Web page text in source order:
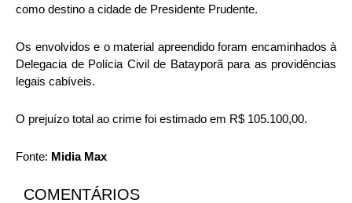
como destino a cidade de Presidente Prudente.
Os envolvidos e o material apreendido foram encaminhados à
Delegacia de Polícia Civil de Batayporã para as providências
legais cabíveis.
O prejuízo total ao crime foi estimado em R$ 105.100,00.
Fonte: Midia Max
COMENTÁRIOS